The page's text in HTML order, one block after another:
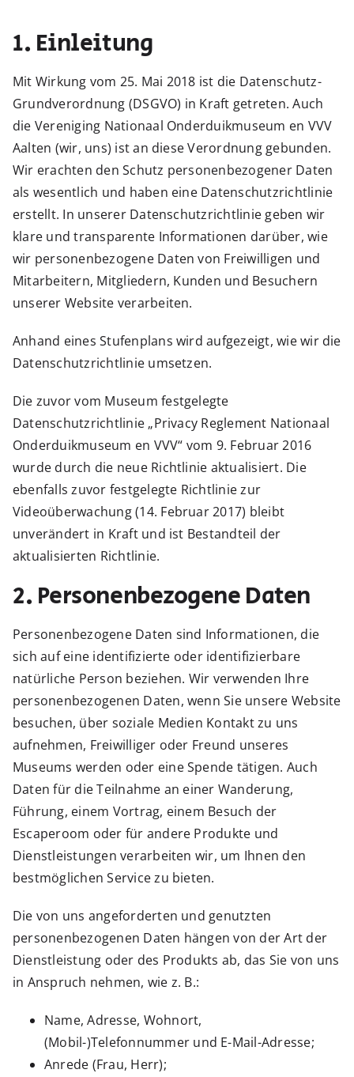
1. Einleitung
Mit Wirkung vom 25. Mai 2018 ist die Datenschutz-
Grundverordnung (DSGVO) in Kraft getreten. Auch
die Vereniging Nationaal Onderduikmuseum en VVV
Aalten (wir, uns) ist an diese Verordnung gebunden.
Wir erachten den Schutz personenbezogener Daten
als wesentlich und haben eine Datenschutzrichtlinie
erstellt. In unserer Datenschutzrichtlinie geben wir
klare und transparente Informationen darüber, wie
wir personenbezogene Daten von Freiwilligen und
Mitarbeitern, Mitgliedern, Kunden und Besuchern
unserer Website verarbeiten.
Anhand eines Stufenplans wird aufgezeigt, wie wir die
Datenschutzrichtlinie umsetzen.
Die zuvor vom Museum festgelegte
Datenschutzrichtlinie „Privacy Reglement Nationaal
Onderduikmuseum en VVV“ vom 9. Februar 2016
wurde durch die neue Richtlinie aktualisiert. Die
ebenfalls zuvor festgelegte Richtlinie zur
Videoüberwachung (14. Februar 2017) bleibt
unverändert in Kraft und ist Bestandteil der
aktualisierten Richtlinie.
2. Personenbezogene Daten
Personenbezogene Daten sind Informationen, die
sich auf eine identifizierte oder identifizierbare
natürliche Person beziehen. Wir verwenden Ihre
personenbezogenen Daten, wenn Sie unsere Website
besuchen, über soziale Medien Kontakt zu uns
aufnehmen, Freiwilliger oder Freund unseres
Museums werden oder eine Spende tätigen. Auch
Daten für die Teilnahme an einer Wanderung,
Führung, einem Vortrag, einem Besuch der
Escaperoom oder für andere Produkte und
Dienstleistungen verarbeiten wir, um Ihnen den
bestmöglichen Service zu bieten.
Die von uns angeforderten und genutzten
personenbezogenen Daten hängen von der Art der
Dienstleistung oder des Produkts ab, das Sie von uns
in Anspruch nehmen, wie z. B.:
Name, Adresse, Wohnort,
(Mobil-)Telefonnummer und E-Mail-Adresse;
Anrede (Frau, Herr);